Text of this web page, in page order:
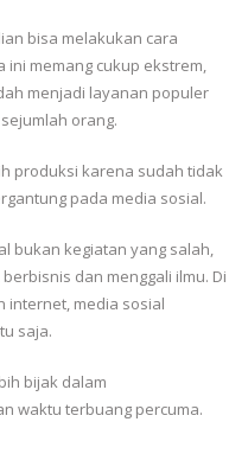
bisa melakukan cara
ini memang cukup ekstrem,
menjadi layanan populer
orang.
produksi karena sudah tidak
pada media sosial.
bukan kegiatan yang salah,
dan menggali ilmu. Di
internet, media sosial
saja.
bijak dalam
waktu terbuang percuma.